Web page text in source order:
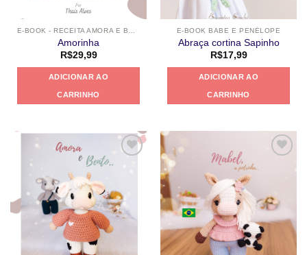
Amorinha
R$29,99
ADICIONAR AO
CARRINHO
E-BOOK BABE E PENÉLOPE
Abraça cortina Sapinho
R$17,99
ADICIONAR AO
CARRINHO
Adicionar
a lista de
desejos
a lista de
desejos